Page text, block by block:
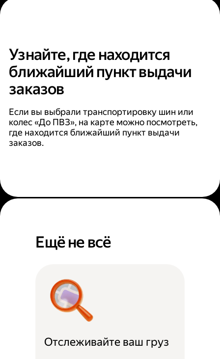
Узнайте, где находится
ближайший пункт выдачи
заказов
Если вы выбрали транспортировку шин или
колес «До ПВЗ», на карте можно посмотреть,
где находится ближайший пункт выдачи
заказов.
Ещё не всё
Отслеживайте ваш груз